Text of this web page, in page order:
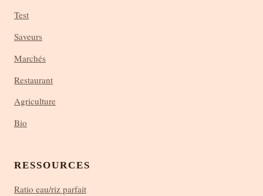
Test
Saveurs
Marchés
Restaurant
Agriculture
Bio
RESSOURCES
Ratio eau/riz parfait